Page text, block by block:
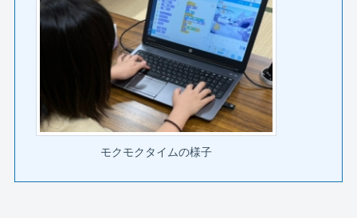
モクモクタイムの様子